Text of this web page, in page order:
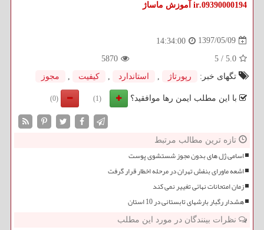
09390000194.ir آموزش ماساژ
1397/05/09
14:34:00
5.0
/
5
5870
تگهای خبر:
رپورتاژ استاندارد كیفیت مجوز
با این مطلب ایمن رها موافقید؟ (1)
(0)
تازه ترین مطالب مرتبط
اسامی ژل های بدون مجوز شستشوی پوست
اشعه ماورای بنفش تهران در مرحله اخطار قرار گرفت
زمان امتحانات نهائی تغییر نمی کند
هشدار رگبار بارشهای تابستانی در 10 استان
نظرات بینندگان در مورد این مطلب